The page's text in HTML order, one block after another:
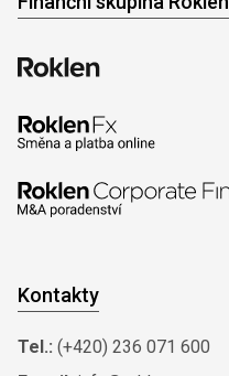
Kontakty
Tel.: (+420) 236 071 600